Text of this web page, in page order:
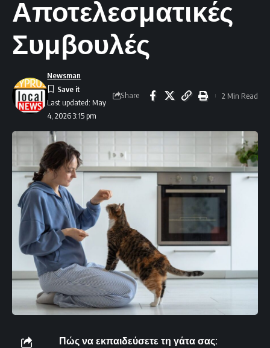
Αποτελεσματικές
Συμβουλές
Last updated: May
4, 2026 3:15 pm
Newsman
Share 2 Min Read
Πώς να εκπαιδεύσετε τη γάτα σας: